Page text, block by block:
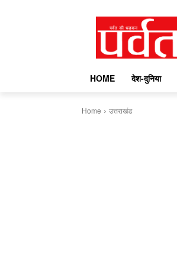
HOME देश-दुनिया
Home उत्तराखंड